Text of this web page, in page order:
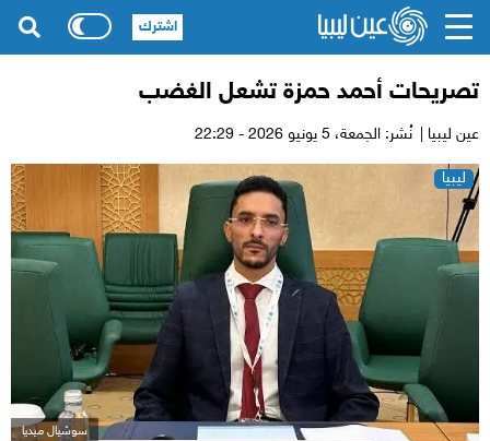
تصريحات أحمد حمزة تشعل الغضب
عين ليبيا | نُشر: الجمعة،
ليبيا
سوشيال ميديا
اشترك